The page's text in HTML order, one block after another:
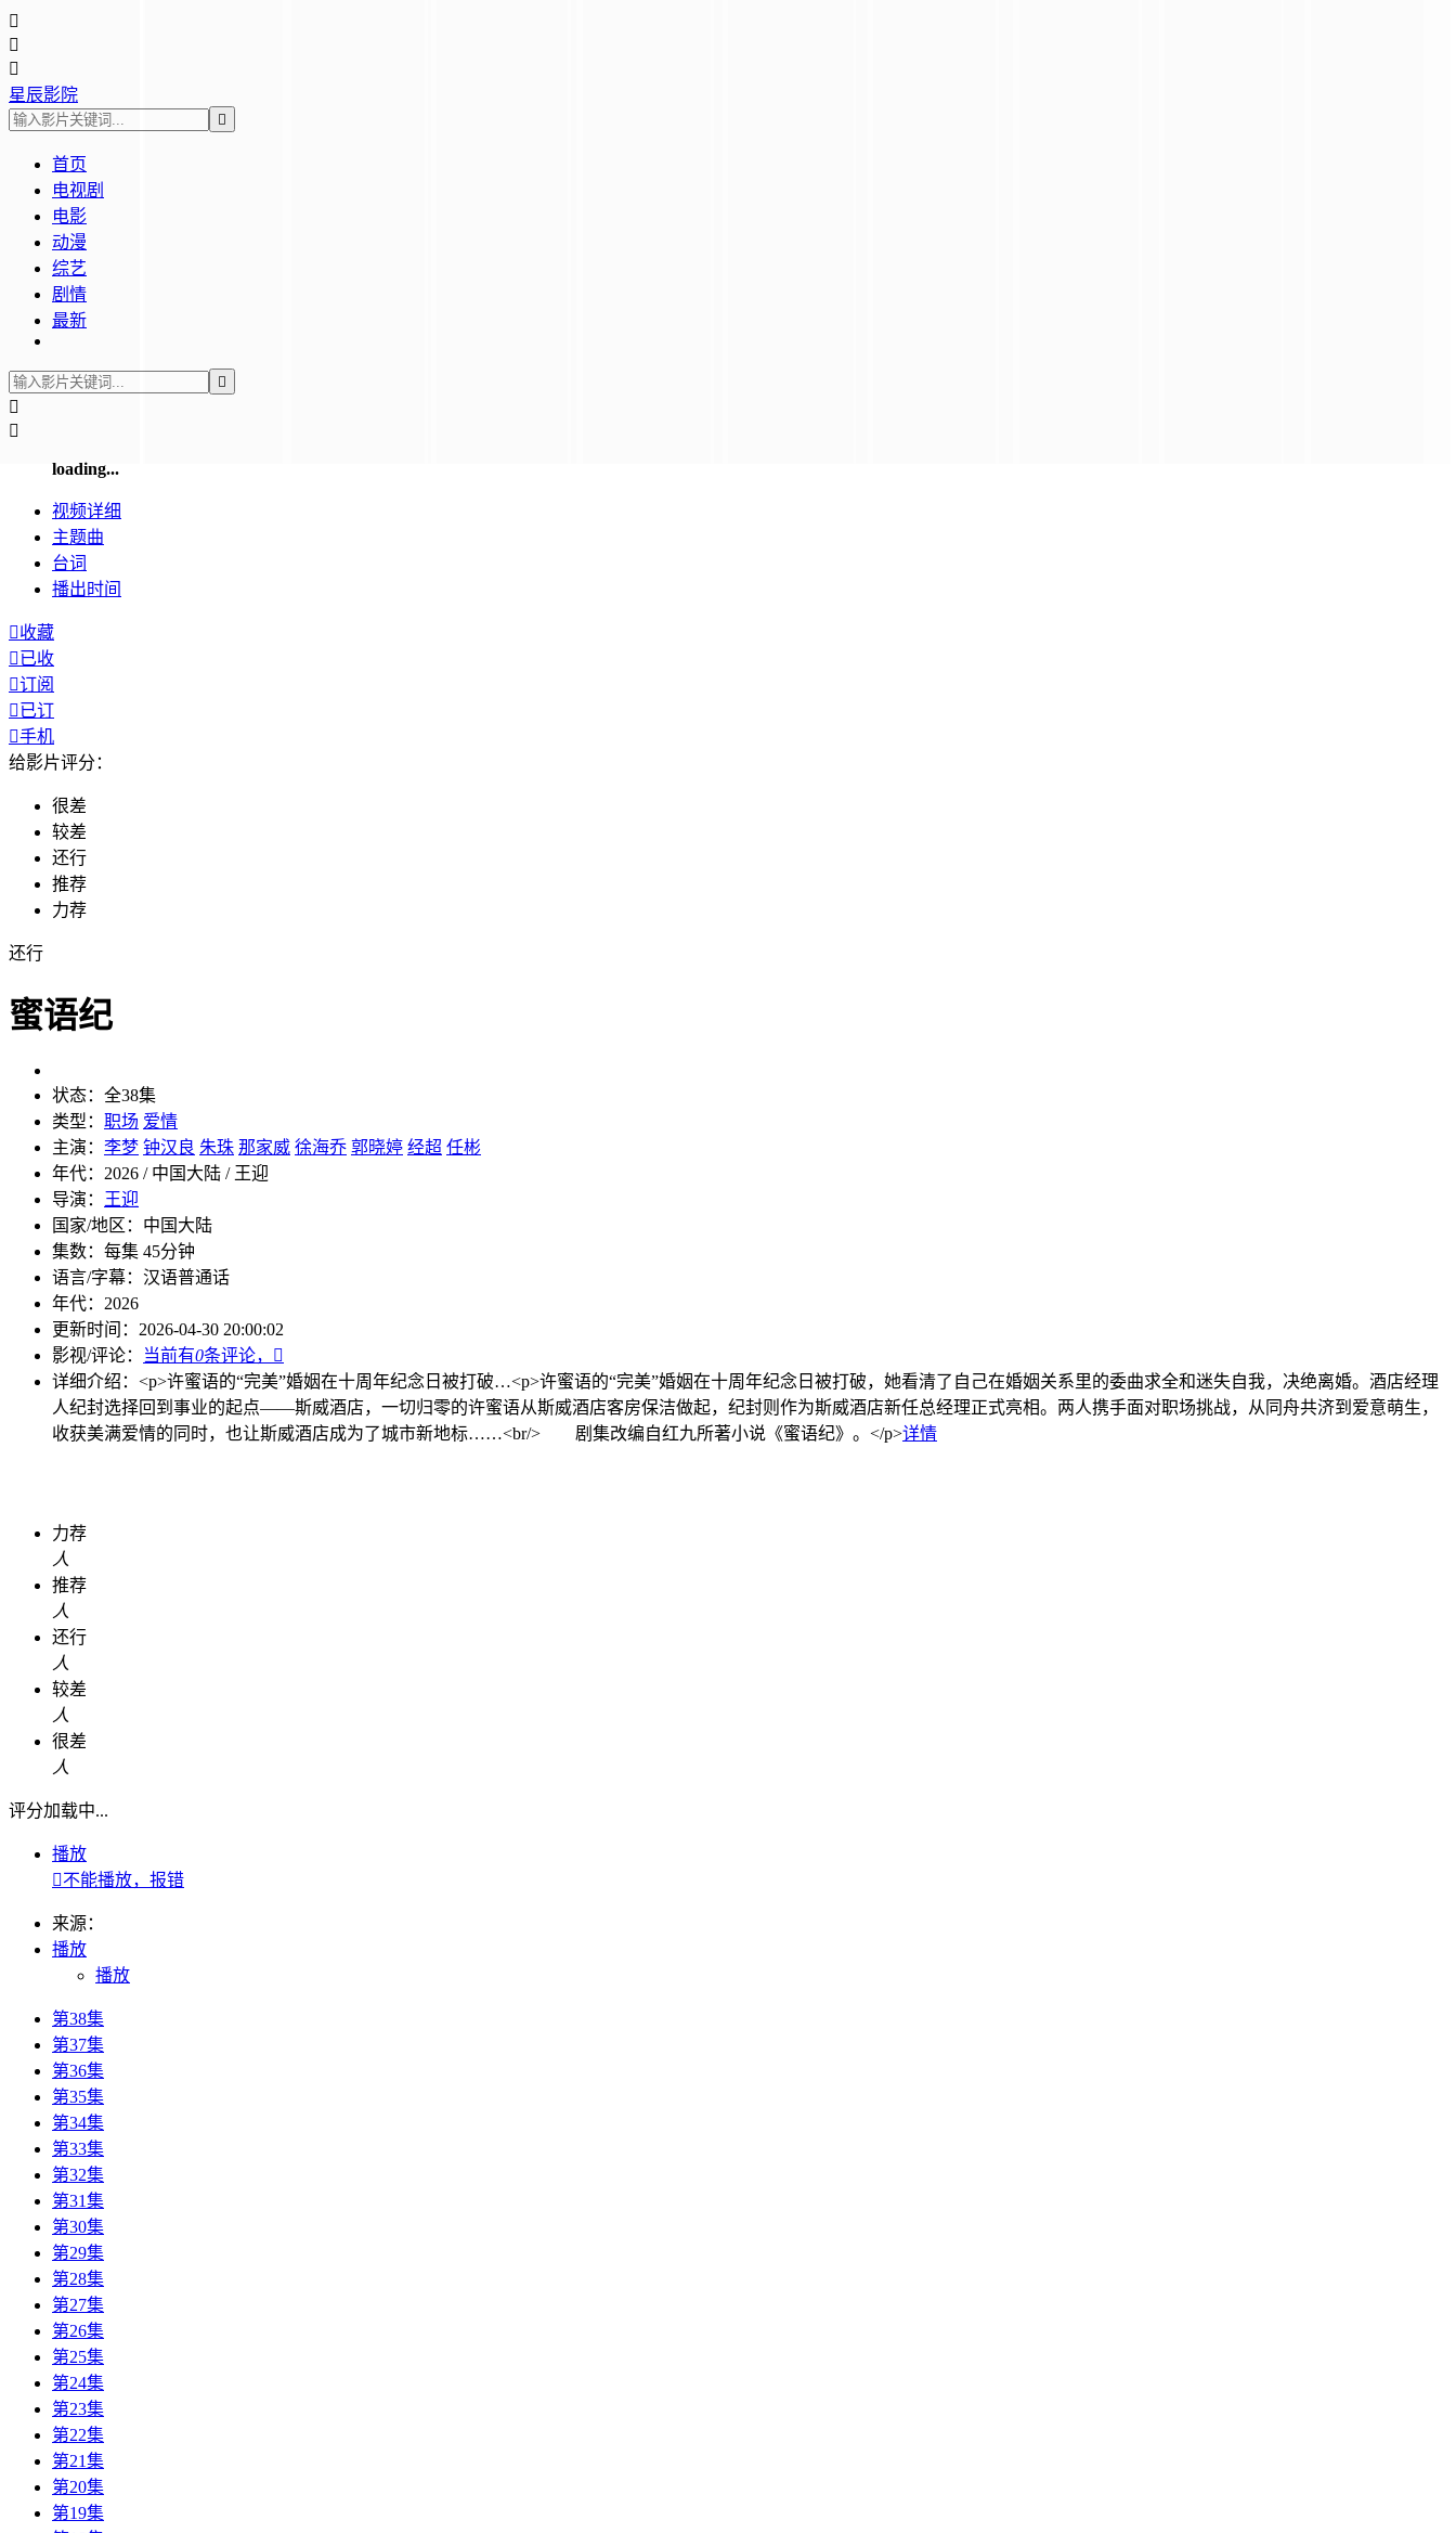



星辰影院

首页
电视剧
电影
动漫
综艺
剧情
最新



loading...
视频详细
主题曲
台词
播出时间
收藏
已收
订阅
已订
手机
给影片评分：
很差
较差
还行
推荐
力荐
还行
蜜语纪
状态： 全38集
类型： 职场 爱情
主演： 李梦 钟汉良 朱珠 那家威 徐海乔 郭晓婷 经超 任彬
年代： 2026 / 中国大陆 / 王迎
导演：
王迎
国家/地区： 中国大陆
集数： 每集 45分钟
语言/字幕： 汉语普通话
年代： 2026
更新时间： 2026-04-30 20:00:02
影视/评论：
当前有0条评论，

详细介绍： <p>许蜜语的“完美”婚姻在十周年纪念日被打破…<p>许蜜语的“完美”婚姻在十周年纪念日被打破，她看清了自己在婚姻关系里的委曲求全和迷失自我，决绝离婚。酒店经理
人纪封选择回到事业的起点——斯威酒店，一切归零的许蜜语从斯威酒店客房保洁做起，纪封则作为斯威酒店新任总经理正式亮相。两人携手面对职场挑战，从同舟共济到爱意萌生，
收获美满爱情的同时，也让斯威酒店成为了城市新地标……<br/> 剧集改编自红九所著小说《蜜语纪》。</p>详情
力荐
人
推荐
人
还行
人
较差
人
很差
人
评分加载中...
播放
不能播放，报错
来源：
播放
播放
第38集
第37集
第36集
第35集
第34集
第33集
第32集
第31集
第30集
第29集
第28集
第27集
第26集
第25集
第24集
第23集
第22集
第21集
第20集
第19集